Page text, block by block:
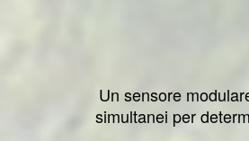
Un sensore
simultanei per